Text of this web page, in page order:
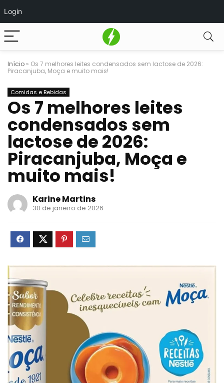
Login
Início » Os 7 melhores leites condensados sem lactose de 2026:
Piracanjuba, Moça e muito mais!
Comidas e Bebidas
Os 7 melhores leites
condensados sem
lactose de 2026:
Piracanjuba, Moça e
muito mais!
Karine Martins
30 de janeiro de 2026